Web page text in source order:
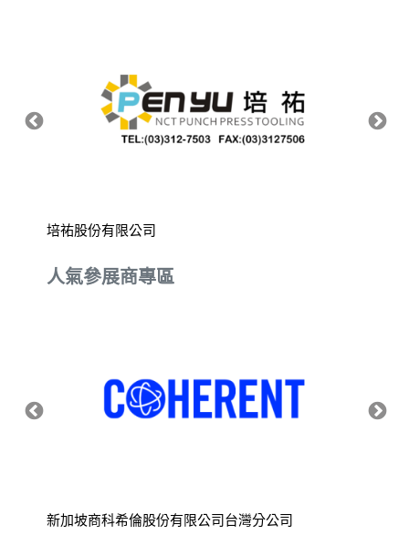
培祐股份有限公司
人氣參展商專區
新加坡商科希倫股份有限公司台灣分公司